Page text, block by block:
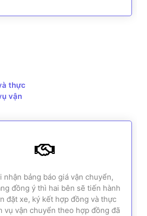
thực
vận
nhận bảng báo giá vận chuyển,
đồng ý thì hai bên sẽ tiến hành
đặt xe, ký kết hợp đồng và thực
vụ vận chuyển theo hợp đồng đã